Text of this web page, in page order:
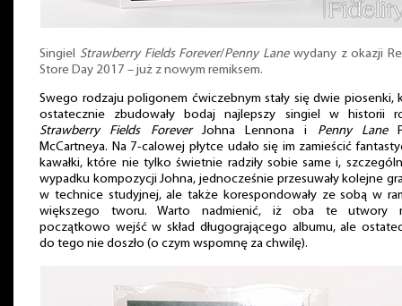
Singiel Strawberry Fields Forever/Penny Lanewydany z okazji
Store Day 2017 – już z nowym remiksem.
Swego rodzaju poligonem ćwiczebnym stały się dwie piosenki,
ostatecznie zbudowały bodaj najlepszy singiel w historii
Strawberry Fields ForeverJohna Lennona i Penny Lane
McCartneya. Na 7-calowej płytce udało się im zamieścić
kawałki, które nie tylko świetnie radziły sobie same i,
wypadku kompozycji Johna, jednocześnie przesuwały kolejne
w technice studyjnej, ale także korespondowały ze sobą w
większego tworu. Warto nadmienić, iż oba te utwory
początkowo wejść w skład długogrającego albumu, ale
do tego nie doszło (o czym wspomnę za chwilę).